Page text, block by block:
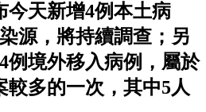
今天新增4例本土病
源，將持續調查；另
例境外移入病例，屬於
較多的一次，其中5人